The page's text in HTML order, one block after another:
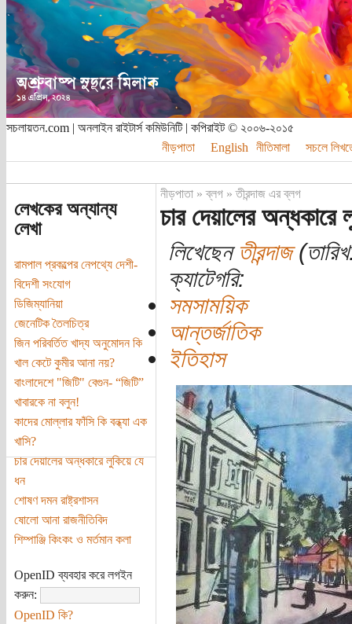
সচলায়তন.com | অনলাইন রাইটার্স কমিউনিটি | কপিরাইট © ২০০৬-২০১৫
নীড়পাতা
English নীতিমালা সচলে
লেখকের অন্যান্য
লেখা
রামপাল প্রকল্পের নেপথ্যে দেশী-
বিদেশী সংযোগ
ডিজিম্যানিয়া
জেনেটিক তৈলচিত্র
জিন পরিবর্তিত খাদ্য অনুমোদন কি
খাল কেটে কুমীর আনা নয়?
বাংলাদেশে "জিটি" বেগুন- “জিটি”
খাবারকে না বলুন!
কাদের মোল্লার ফাঁসি কি বন্ধ্যা এক
খাসি?
চার দেয়ালের অন্ধকারে লুকিয়ে যে
ধন
শোষণ দমন রাষ্ট্রশাসন
ষোলো আনা রাজনীতিবিদ
শিম্পাঞ্জি কিংকং ও মর্তমান কলা
OpenID ব্যবহার করে লগইন
করুন:
OpenID কি?
নীড়পাতা»ব্লগ»তীরন্দাজ এর ব্লগ
চার দেয়ালের অন্ধকারে
লিখেছেনতীরন্দাজ
ক্যাটেগরি:
সমসাময়িক
আন্তর্জাতিক
ইতিহাস